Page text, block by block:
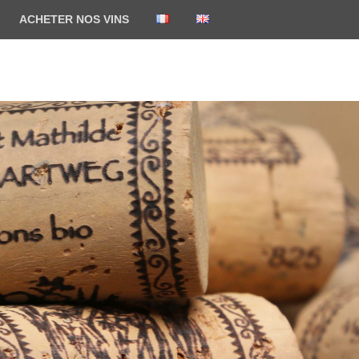
ACHETER NOS VINS